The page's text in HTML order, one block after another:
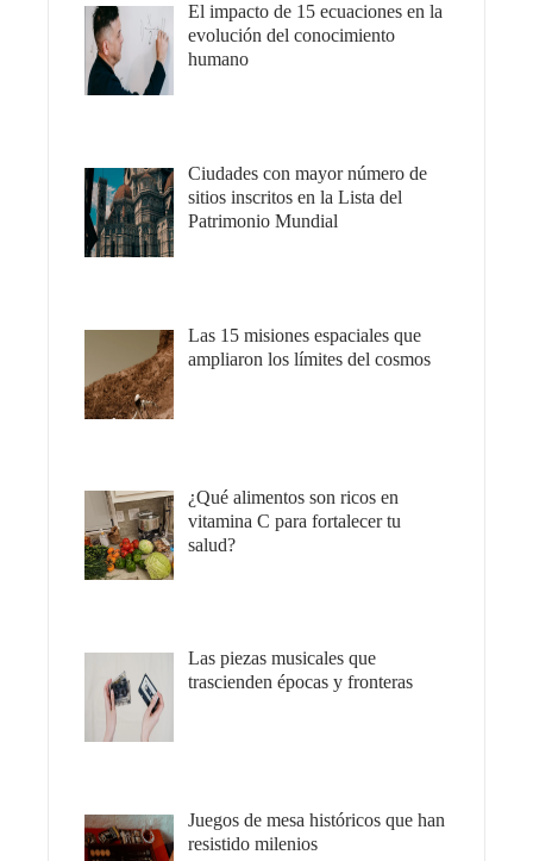
El impacto de 15 ecuaciones en la
evolución del conocimiento
humano
Ciudades con mayor número de
sitios inscritos en la Lista del
Patrimonio Mundial
Las 15 misiones espaciales que
ampliaron los límites del cosmos
¿Qué alimentos son ricos en
vitamina C para fortalecer tu
salud?
Las piezas musicales que
trascienden épocas y fronteras
Juegos de mesa históricos que han
resistido milenios